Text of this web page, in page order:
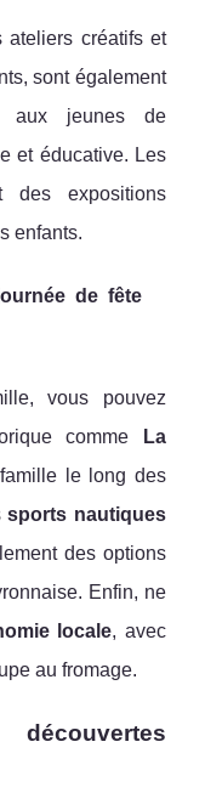
ateliers créatifs et
sont également
aux jeunes de
et éducative. Les
des expositions
enfants.
de fête
vous pouvez
comme
La
le long des
sports nautiques
des options
Enfin, ne
locale, avec
au fromage.